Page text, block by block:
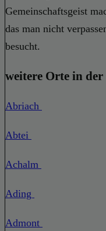
Gemeinschaftsgeist
das man nicht
besucht.
weitere Orte in
Abriach
Abtei
Achalm
Ading
Admont